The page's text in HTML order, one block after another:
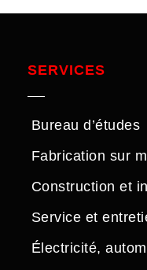
SERVICES
Bureau d’études
Fabrication sur
Construction et
Service et
Électricité,